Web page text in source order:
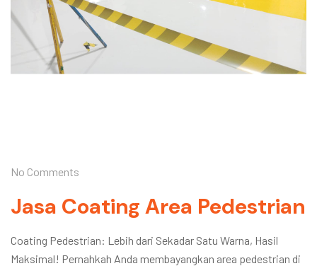
No Comments
Jasa Coating Area Pedestrian
Coating Pedestrian: Lebih dari Sekadar Satu Warna, Hasil
Maksimal! Pernahkah Anda membayangkan area pedestrian di